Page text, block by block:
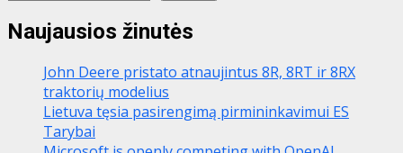
Naujausios žinutės
John Deere pristato atnaujintus 8R, 8RT ir 8RX
traktorių modelius
Lietuva tęsia pasirengimą pirmininkavimui ES
Tarybai